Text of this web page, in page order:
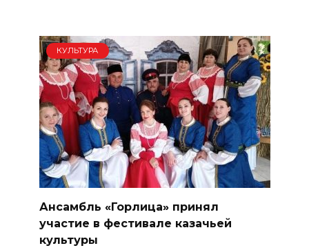
КУЛЬТУРА
Ансамбль «Горлица» принял
участие в фестивале казачьей
культуры